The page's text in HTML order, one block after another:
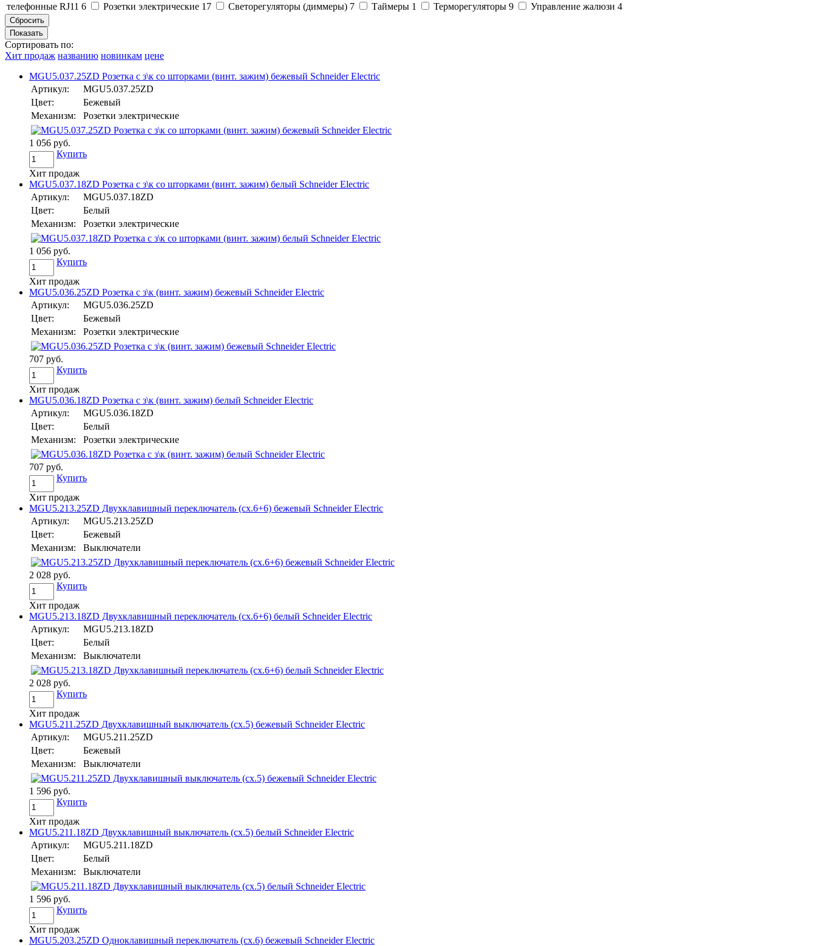
телефонные RJ11 6 Розетки электрические 17 Светорегуляторы (диммеры) 7 Таймеры 1 Терморегуляторы 9 Управление жалюзи 4
Сортировать по:
Хит продаж названию новинкам цене
MGU5.037.25ZD Розетка с з\к со шторками (винт. зажим) бежевый Schneider Electric
Артикул:
MGU5.037.25ZD
Цвет:
Бежевый
Механизм:
Розетки электрические
1 056 руб.
Купить
Хит продаж
MGU5.037.18ZD Розетка с з\к со шторками (винт. зажим) белый Schneider Electric
Артикул:
MGU5.037.18ZD
Цвет:
Белый
Механизм:
Розетки электрические
1 056 руб.
Купить
Хит продаж
MGU5.036.25ZD Розетка с з\к (винт. зажим) бежевый Schneider Electric
Артикул:
MGU5.036.25ZD
Цвет:
Бежевый
Механизм:
Розетки электрические
707 руб.
Купить
Хит продаж
MGU5.036.18ZD Розетка с з\к (винт. зажим) белый Schneider Electric
Артикул:
MGU5.036.18ZD
Цвет:
Белый
Механизм:
Розетки электрические
707 руб.
Купить
Хит продаж
MGU5.213.25ZD Двухклавишный переключатель (сх.6+6) бежевый Schneider Electric
Артикул:
MGU5.213.25ZD
Цвет:
Бежевый
Механизм:
Выключатели
2 028 руб.
Купить
Хит продаж
MGU5.213.18ZD Двухклавишный переключатель (сх.6+6) белый Schneider Electric
Артикул:
MGU5.213.18ZD
Цвет:
Белый
Механизм:
Выключатели
2 028 руб.
Купить
Хит продаж
MGU5.211.25ZD Двухклавишный выключатель (сх.5) бежевый Schneider Electric
Артикул:
MGU5.211.25ZD
Цвет:
Бежевый
Механизм:
Выключатели
1 596 руб.
Купить
Хит продаж
MGU5.211.18ZD Двухклавишный выключатель (сх.5) белый Schneider Electric
Артикул:
MGU5.211.18ZD
Цвет:
Белый
Механизм:
Выключатели
1 596 руб.
Купить
Хит продаж
MGU5.203.25ZD Одноклавишный переключатель (сх.6) бежевый Schneider Electric